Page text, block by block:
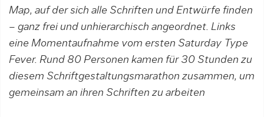
Map, auf der sich alle Schriften und Entwürfe finden
– ganz frei und unhierarchisch angeordnet. Links
eine Momentaufnahme vom ersten Saturday Type
Fever. Rund 80 Personen kamen für 30 Stunden zu
diesem Schriftgestaltungs­marathon zusammen, um
gemeinsam an ihren Schriften zu arbeiten